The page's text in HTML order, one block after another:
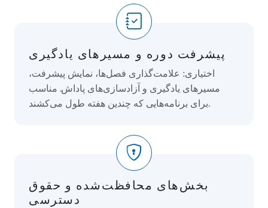
پیشرفت دوره و مسیرهای یادگیری
اختیاری: علامت‌گذاری فصل‌ها، نمایش پیشرفت،
مسیرهای یادگیری و آزادسازی‌های پاداش. مناسب
برای برنامه‌هایی که چندین هفته طول می‌کشند.
بخش‌های محافظت‌شده و حقوق
دسترسی